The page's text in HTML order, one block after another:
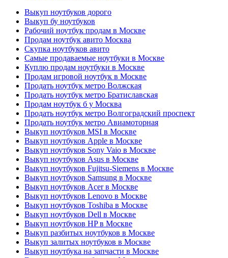
Выкуп ноутбуков дорого
Выкуп бу ноутбуков
Рабочий ноутбук продам в Москве
Продам ноутбук авито Москва
Скупка ноутбуков авито
Самые продаваемые ноутбуки в Москве
Куплю продам ноутбуки в Москве
Продам игровой ноутбук в Москве
Продать ноутбук метро Волжская
Продать ноутбук метро Братиславская
Продам ноутбук б у Москва
Продать ноутбук метро Волгоградский проспект
Продать ноутбук метро Авиамоторная
Выкуп ноутбуков MSI в Москве
Выкуп ноутбуков Apple в Москве
Выкуп ноутбуков Sony Vaio в Москве
Выкуп ноутбуков Asus в Москве
Выкуп ноутбуков Fujitsu-Siemens в Москве
Выкуп ноутбуков Samsung в Москве
Выкуп ноутбуков Acer в Москве
Выкуп ноутбуков Lenovo в Москве
Выкуп ноутбуков Toshiba в Москве
Выкуп ноутбуков Dell в Москве
Выкуп ноутбуков HP в Москве
Выкуп разбитых ноутбуков в Москве
Выкуп залитых ноутбуков в Москве
Выкуп ноутбука на запчасти в Москве